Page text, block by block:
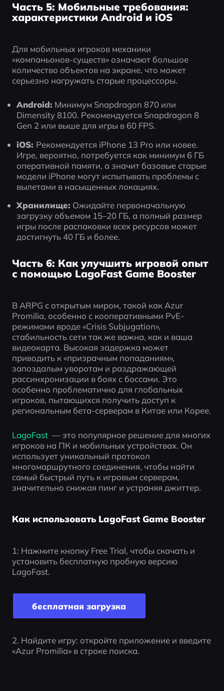
Часть 5: Мобильные требования:
характеристики Android и iOS
Для мобильных игроков механики
«компаньонов-существ» означают большое
количество объектов на экране, что может
серьезно нагружать старые процессоры.
Android: Минимум Snapdragon 870 или
Dimensity 8100. Рекомендуется Snapdragon 8
Gen 2 или выше для игры в 60 FPS.
iOS: Рекомендуется iPhone 13 Pro или новее.
Игре, вероятно, потребуется как минимум 6 ГБ
оперативной памяти, а значит базовые старые
модели iPhone могут испытывать проблемы с
вылетами в насыщенных локациях.
Хранилище: Ожидайте первоначальную
загрузку объемом 15–20 ГБ, а полный размер
игры после распаковки всех ресурсов может
достигнуть 40 ГБ и более.
Часть 6: Как улучшить игровой опыт
с помощью LagoFast Game Booster
В ARPG с открытым миром, такой как Azur
Promilia, особенно с кооперативными PvE-
режимами вроде «Crisis Subjugation»,
стабильность сети так же важна, как и ваша
видеокарта. Высокая задержка может
приводить к «призрачным попаданиям»,
запоздалым уворотам и раздражающей
рассинхронизации в боях с боссами. Это
особенно проблематично для глобальных
игроков, пытающихся получить доступ к
региональным бета-серверам в Китае или Корее.
LagoFast — это популярное решение для многих
игроков на ПК и мобильных устройствах. Он
использует уникальный протокол
многомаршрутного соединения, чтобы найти
самый быстрый путь к игровым серверам,
значительно снижая пинг и устраняя джиттер.
Как использовать LagoFast Game Booster
1: Нажмите кнопку Free Trial, чтобы скачать и
установить бесплатную пробную версию
LagoFast.
бесплатная загрузка
2. Найдите игру: откройте приложение и введите
«Azur Promilia» в строке поиска.